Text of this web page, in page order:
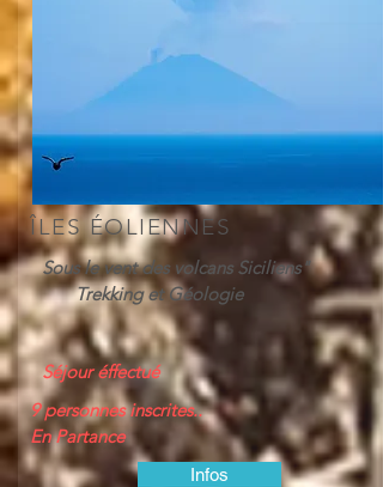
ÎLES ÉOLIENNES
Sous le vent des volcans Siciliens"
Trekking et Géologie
Séjour éffectué
9 personnes inscrites..
En Partance
Infos